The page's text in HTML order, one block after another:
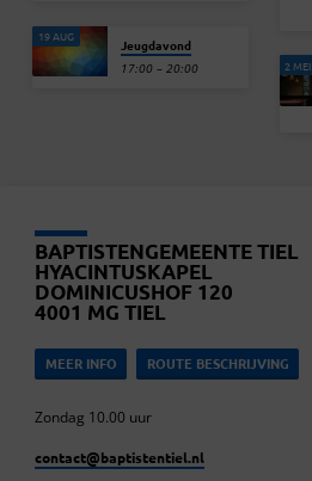
19 AUG Jeugdavond
17:00 – 20:00 2 MEI
BAPTISTENGEMEENTE TIEL
HYACINTUSKAPEL
DOMINICUSHOF 120
4001 MG TIEL
MEER INFO ROUTE BESCHRIJVING
Zondag 10.00 uur
contact​@baptistentiel.nl